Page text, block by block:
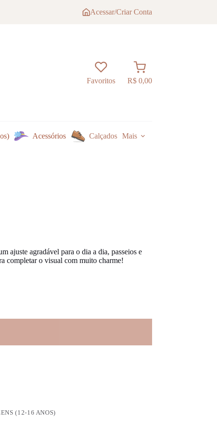
Acessar/Criar Conta
Favoritos
Carrinho
R$0,00
Acessórios Calçados Mais
ajuste agradável para o dia a dia, passeios e
completar o visual com muito charme!
(12-16 ANOS)